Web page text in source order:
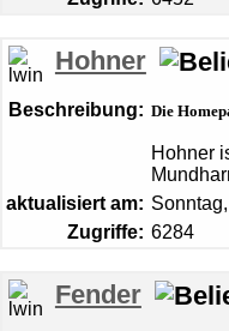
Hohner
Beschreibung: Die
Hohner
aktualisiert am:
Zugriffe: 6284
Fender